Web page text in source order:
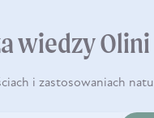
wiedzy Olini
i zastosowaniach